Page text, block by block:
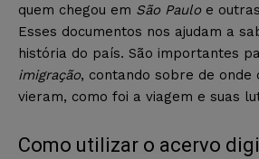
quem chegou em São Paulo e
Esses documentos nos ajudam a
história do país. São importantes
imigração, contando sobre de onde
vieram, como foi a viagem e suas
Como utilizar o acervo